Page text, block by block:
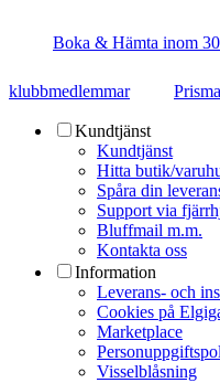
Boka & Hämta inom
klubbmedlemmar
Kundtjänst
Kundtjänst
Hitta butik/
Spåra din
Support via
Bluffmail m.m.
Kontakta oss
Information
Leverans- och
Cookies på
Marketplace
Visselblåsning